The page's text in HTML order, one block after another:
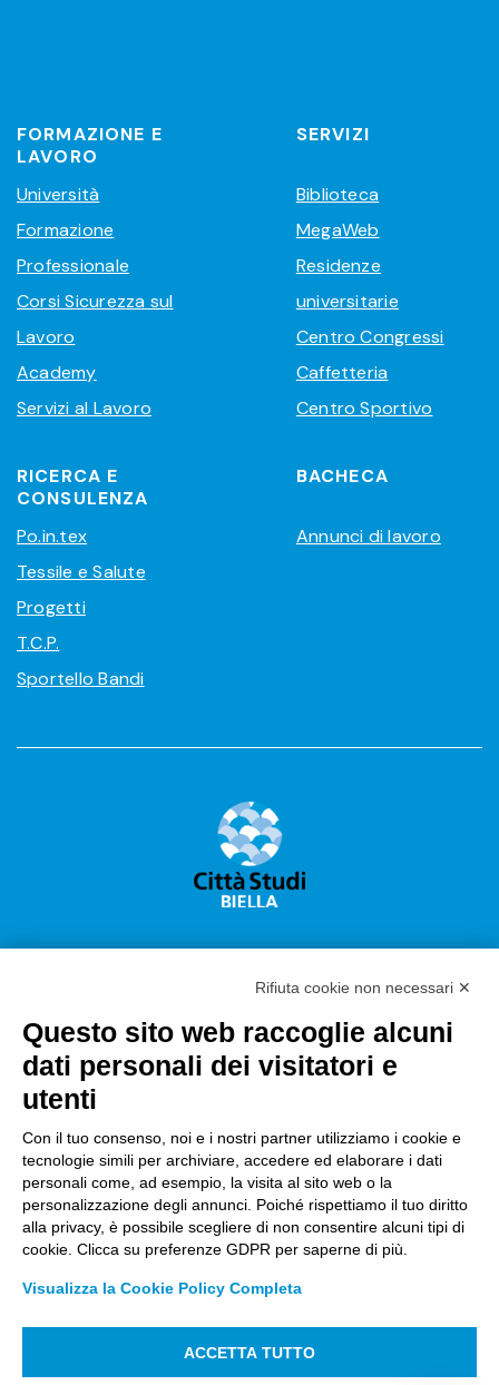
FORMAZIONE E
LAVORO
Università
Formazione
Professionale
Corsi Sicurezza sul
Lavoro
Academy
Servizi al Lavoro
SERVIZI
Biblioteca
MegaWeb
Residenze
universitarie
Centro Congressi
Caffetteria
Centro Sportivo
RICERCA E
CONSULENZA
Po.in.tex
Tessile e Salute
Progetti
T.C.P.
Sportello Bandi
BACHECA
Annunci di lavoro
Città Studi S.p.A.
Sede Legale Corso G. Pella, 2 – 13900 Biella Italy –
18.235.000,00
Registro Imprese Biella C. F. e numero 01491490023 –
R.E.A. CCIAA BI n. 142579 – Partita IVA 01491490023
PEC:amm.cittastudi@pec.ptbiellese.it–
megaweb@pec.ptbiellese.it
Informative Privacy–Privacy Policy
Rifiuta cookie non necessari ✕
Questo sito web raccoglie alcuni
dati personali dei visitatori e
utenti
Con il tuo consenso, noi e i nostri partner utilizziamo i cookie e
tecnologie simili per archiviare, accedere ed elaborare i dati
personali come, ad esempio, la visita al sito web o la
personalizzazione degli annunci. Poiché rispettiamo il tuo diritto
alla privacy, è possibile scegliere di non consentire alcuni tipi di
cookie. Clicca su preferenze GDPR per saperne di più.
Visualizza la Cookie Policy Completa
ACCETTA TUTTO